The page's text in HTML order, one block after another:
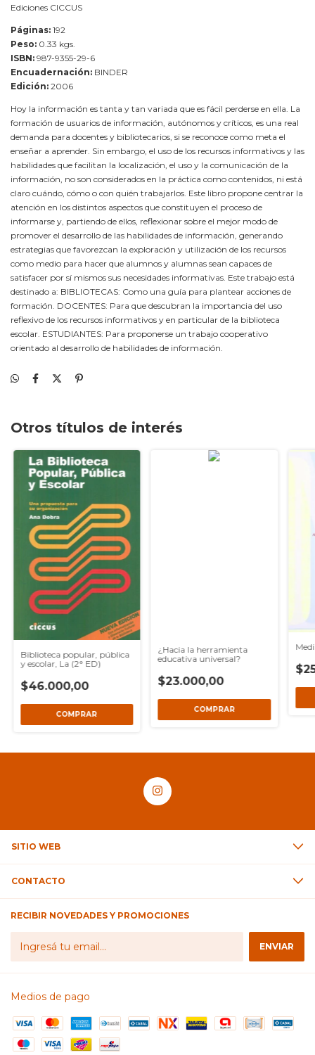
Ediciones CICCUS
Páginas: 192
Peso: 0.33 kgs.
ISBN: 987-9355-29-6
Encuadernación: BINDER
Edición: 2006
Hoy la información es tanta y tan variada que es fácil perderse en ella. La
formación de usuarios de información, autónomos y críticos, es una real
demanda para docentes y bibliotecarios, si se reconoce como meta el
enseñar a aprender. Sin embargo, el uso de los recursos informativos y las
habilidades que facilitan la localización, el uso y la comunicación de la
información, no son considerados en la práctica como contenidos, ni está
claro cuándo, cómo o con quién trabajarlos. Este libro propone centrar la
atención en los distintos aspectos que constituyen el proceso de
informarse y, partiendo de ellos, reflexionar sobre el mejor modo de
promover el desarrollo de las habilidades de información, generando
estrategias que favorezcan la exploración y utilización de los recursos
como medio para hacer que alumnos y alumnas sean capaces de
satisfacer por sí mismos sus necesidades informativas. Este trabajo está
destinado a: BIBLIOTECAS: Como una guía para plantear acciones de
formación. DOCENTES: Para que descubran la importancia del uso
reflexivo de los recursos informativos y en particular de la biblioteca
escolar. ESTUDIANTES: Para proponerse un trabajo cooperativo
orientado al desarrollo de habilidades de información.
Otros títulos de interés
Biblioteca popular, pública
y escolar, La (2° ED)
$46.000,00
¿Hacia la herramienta
educativa universal?
$23.000,00
SITIO WEB
CONTACTO
RECIBIR NOVEDADES Y PROMOCIONES
Medios de pago